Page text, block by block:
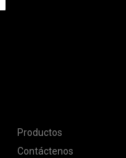
Productos
Contáctenos